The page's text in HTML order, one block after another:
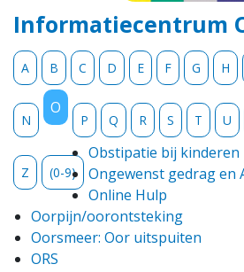
Informatiecentrum
A B C D E F G H
N
O
P Q R S T U
Z (0-9)
Obstipatie bij kinderen
Ongewenst gedrag en
Online Hulp
Oorpijn/oorontsteking
Oorsmeer: Oor uitspuiten
ORS